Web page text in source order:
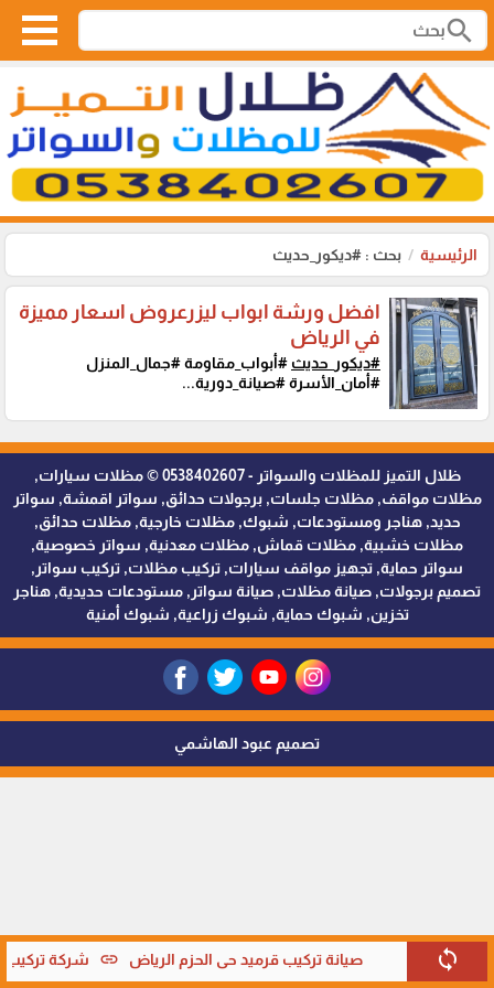
search
الرئيسية بحث : #ديكور_حديث
sync صيانة تركيب قرميد حي الحزم الرياض link شركة تركيب
افضل ورشة ابواب ليزرعروض اسعار مميزة
في الرياض
#ديكور_حديث #أبواب_مقاومة #جمال_المنزل
#أمان_الأسرة #صيانة_دورية...
ظلال التميز للمظلات والسواتر - 0538402607 © مظلات سيارات,
مظلات مواقف, مظلات جلسات, برجولات حدائق, سواتر اقمشة, سواتر
حديد, هناجر ومستودعات, شبوك, مظلات خارجية, مظلات حدائق,
مظلات خشبية, مظلات قماش, مظلات معدنية, سواتر خصوصية,
سواتر حماية, تجهيز مواقف سيارات, تركيب مظلات, تركيب سواتر,
تصميم برجولات, صيانة مظلات, صيانة سواتر, مستودعات حديدية, هناجر
تخزين, شبوك حماية, شبوك زراعية, شبوك أمنية
تصميم عبود الهاشمي